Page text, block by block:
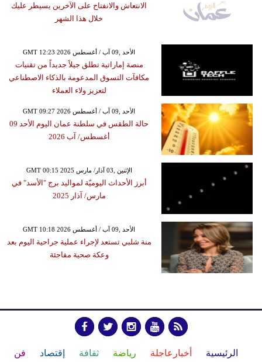
الانتعاش والانفتاح على الآخرين يسيطر عليك
خلال هذا الشهر
GMT 12:23 2026 الأحد ,09 آب / أغسطس
منصة إماراتية تطلق جيلاً جديداً من تقنيات
مكافآت التسوق المدعومة بالذكاء الاصطناعي
لتعزيز ولاء العملاء
GMT 09:27 2026 الأحد ,09 آب / أغسطس
حالة الطقس في سلطنة عمان اليوم الأحد 09
أغسطس/ آب 2026
GMT 00:15 2025 الإثنين ,03 آذار/ مارس
أبرز الأحداث اليوميّة لمواليد برج "الأسد" في
مارس/ آذار 2025
GMT 10:18 2026 الأحد ,09 آب / أغسطس
منة شلبي تستعد لإجراء عملية جراحية اليوم بعد
وعكة صحية مفاجئة
الرئيسية أخبارعاجلة رياضة ثقافة إقتصاد فن